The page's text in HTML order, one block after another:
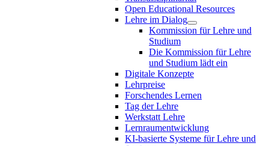
Open Educational Resources
Lehre im Dialog
Kommission für Lehre und
Studium
Die Kommission für Lehre
und Studium lädt ein
Digitale Konzepte
Lehrpreise
Forschendes Lernen
Tag der Lehre
Werkstatt Lehre
Lernraumentwicklung
KI-basierte Systeme für Lehre und